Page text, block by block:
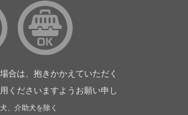
合は、抱きかかえていただく
くださいますようお願い申し
、介助犬を除く